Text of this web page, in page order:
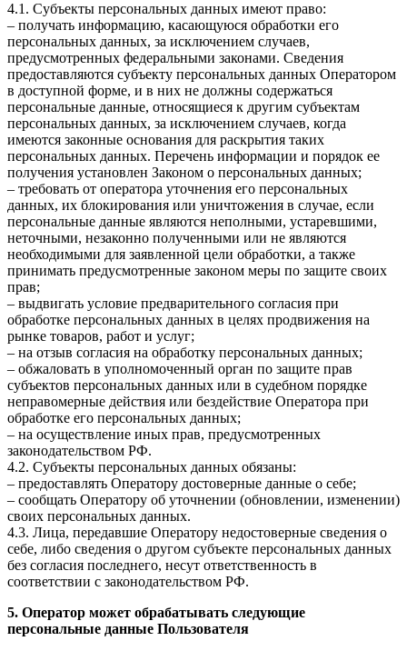
4.1. Субъекты персональных данных имеют право:
– получать информацию, касающуюся обработки его
персональных данных, за исключением случаев,
предусмотренных федеральными законами. Сведения
предоставляются субъекту персональных данных Оператором
в доступной форме, и в них не должны содержаться
персональные данные, относящиеся к другим субъектам
персональных данных, за исключением случаев, когда
имеются законные основания для раскрытия таких
персональных данных. Перечень информации и порядок ее
получения установлен Законом о персональных данных;
– требовать от оператора уточнения его персональных
данных, их блокирования или уничтожения в случае, если
персональные данные являются неполными, устаревшими,
неточными, незаконно полученными или не являются
необходимыми для заявленной цели обработки, а также
принимать предусмотренные законом меры по защите своих
прав;
– выдвигать условие предварительного согласия при
обработке персональных данных в целях продвижения на
рынке товаров, работ и услуг;
– на отзыв согласия на обработку персональных данных;
– обжаловать в уполномоченный орган по защите прав
субъектов персональных данных или в судебном порядке
неправомерные действия или бездействие Оператора при
обработке его персональных данных;
– на осуществление иных прав, предусмотренных
законодательством РФ.
4.2. Субъекты персональных данных обязаны:
– предоставлять Оператору достоверные данные о себе;
– сообщать Оператору об уточнении (обновлении, изменении)
своих персональных данных.
4.3. Лица, передавшие Оператору недостоверные сведения о
себе, либо сведения о другом субъекте персональных данных
без согласия последнего, несут ответственность в
соответствии с законодательством РФ.
5. Оператор может обрабатывать следующие
персональные данные Пользователя